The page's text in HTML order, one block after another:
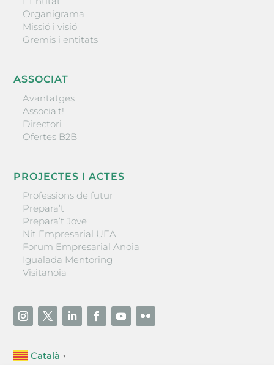
Organigrama
Missió i visió
Gremis i entitats
ASSOCIAT
Avantatges
Associa’t!
Directori
Ofertes B2B
PROJECTES I ACTES
Professions de futur
Prepara’t
Prepara’t Jove
Nit Empresarial UEA
Forum Empresarial Anoia
Igualada Mentoring
Visitanoia
Català ▼